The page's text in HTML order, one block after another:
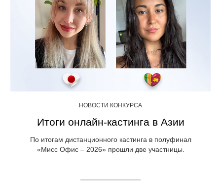
Gallery
НОВОСТИ КОНКУРСА
Итоги онлайн-кастинга в Азии
По итогам дистанционного кастинга в полуфинал
«Мисс Офис – 2026» прошли две участницы.